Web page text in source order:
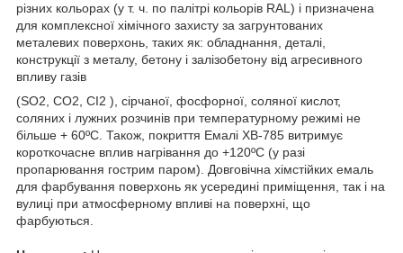
різних кольорах (у т. ч. по палітрі кольорів RAL) і призначена
для комплексної хімічного захисту за загрунтованих
металевих поверхонь, таких як: обладнання, деталі,
конструкції з металу, бетону і залізобетону від агресивного
впливу газів
(SO2, CO2, CI2 ), сірчаної, фосфорної, соляної кислот,
соляних і лужних розчинів при температурному режимі не
більше + 60ºС. Також, покриття Емалі ХВ-785 витримує
короткочасне вплив нагрівання до +120ºС (у разі
пропарювання гострим паром). Довговічна хімстійких емаль
для фарбування поверхонь як усередині приміщення, так і на
вулиці при атмосферному впливі на поверхні, що
фарбуються.